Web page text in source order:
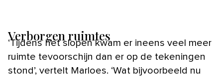
Verborgen ruimtes
‘Tijdens het slopen kwam er ineens veel meer
ruimte tevoorschijn dan er op de tekeningen
stond’, vertelt Marloes. ‘Wat bijvoorbeeld nu